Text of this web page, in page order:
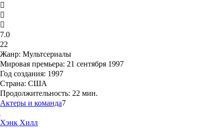
7.0
22
Жанр: Мультсериалы
Мировая премьера: 21 сентября 1997
Год создания: 1997
Страна: США
Продолжительность: 22 мин.
Актеры и команда7
Хэнк Хилл